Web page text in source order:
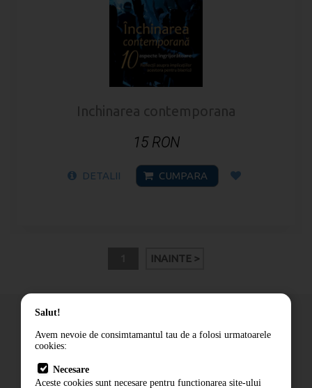
Inchinarea contemporana
15 RON
DETALII CUMPARA
INAINTE >
Cum comand
Livrare
Salut!
Avem nevoie de consimtamantul tau de a folosi urmatoarele
cookies:
Necesare
Aceste cookies sunt necesare pentru functionarea site-ului